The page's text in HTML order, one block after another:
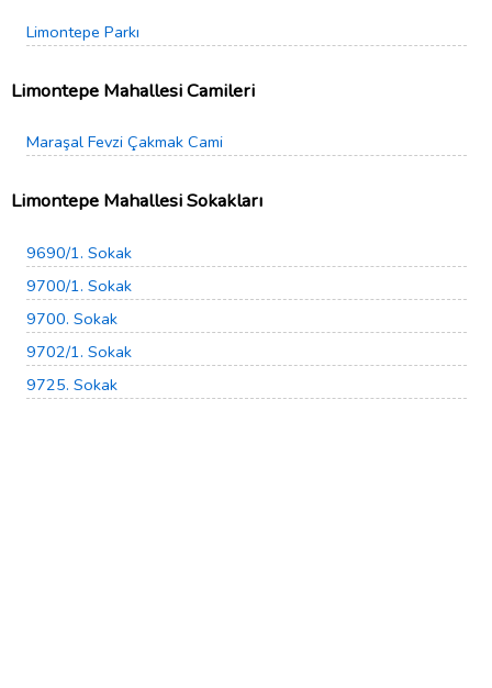
Limontepe Parkı
Limontepe Mahallesi Camileri
Maraşal Fevzi Çakmak Cami
Limontepe Mahallesi Sokakları
9690/1. Sokak
9700/1. Sokak
9700. Sokak
9702/1. Sokak
9725. Sokak